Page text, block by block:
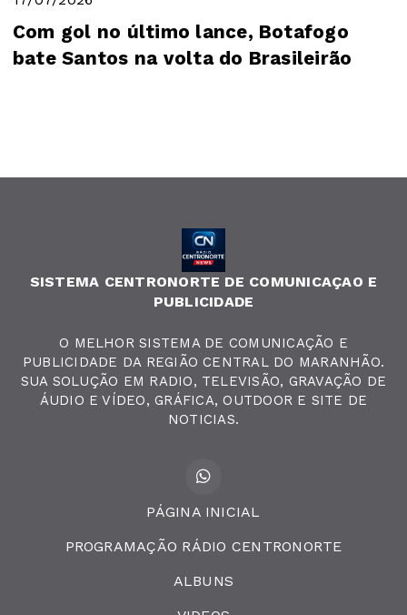
Com gol no último lance, Botafogo
bate Santos na volta do Brasileirão
SISTEMA CENTRONORTE DE COMUNICAÇAO E
PUBLICIDADE
O MELHOR SISTEMA DE COMUNICAÇÃO E
PUBLICIDADE DA REGIÃO CENTRAL DO MARANHÃO.
SUA SOLUÇÃO EM RADIO, TELEVISÃO, GRAVAÇÃO DE
ÁUDIO E VÍDEO, GRÁFICA, OUTDOOR E SITE DE
NOTICIAS.
PÁGINA INICIAL
PROGRAMAÇÃO RÁDIO CENTRONORTE
ALBUNS